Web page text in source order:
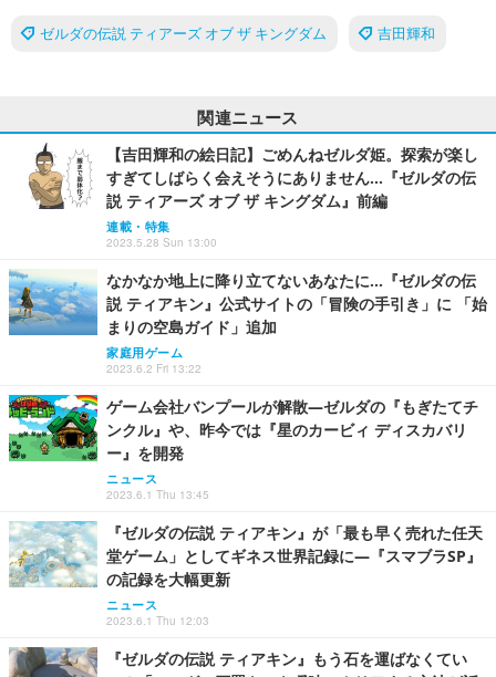
ゼルダの伝説 ティアーズ オブ ザ キングダム 吉田輝和
関連ニュース
【吉田輝和の絵日記】ごめんねゼルダ姫。探索が楽し
すぎてしばらく会えそうにありません…『ゼルダの伝
説 ティアーズ オブ ザ キングダム』前編
連載・特集
2023.5.28 Sun 13:00
なかなか地上に降り立てないあなたに…『ゼルダの伝
説 ティアキン』公式サイトの「冒険の手引き」に 「始
まりの空島ガイド」追加
家庭用ゲーム
2023.6.2 Fri 13:22
ゲーム会社バンプールが解散―ゼルダの『もぎたてチ
ンクル』や、昨今では『星のカービィ ディスカバリ
ー』を開発
ニュース
2023.6.1 Thu 13:45
『ゼルダの伝説 ティアキン』が「最も早く売れた任天
堂ゲーム」としてギネス世界記録に―『スマブラSP』
の記録を大幅更新
ニュース
2023.6.1 Thu 12:03
『ゼルダの伝説 ティアキン』もう石を運ばなくてい